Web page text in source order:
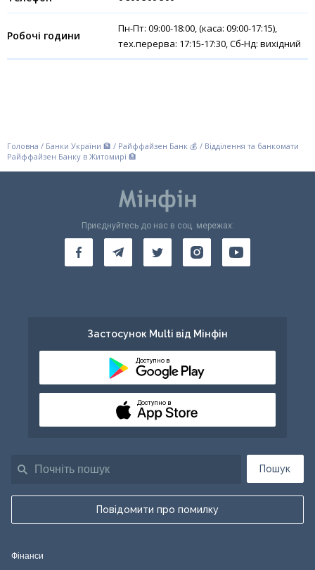
Пн-Пт: 09:00-18:00, (каса: 09:00-17:15),
тех.перерва: 17:15-17:30, Сб-Нд: вихідний
Головна / Банки України 🏦 / Райффайзен Банк 💰 / Відділення та банкомати
Райффайзен Банку в Житомирі 🏦
Пошук
Повідомити про помилку
Приєднуйтесь до нас в соц. мережах:
Застосунок Multi від Мінфін
Доступно в
Доступно в
Фінанси